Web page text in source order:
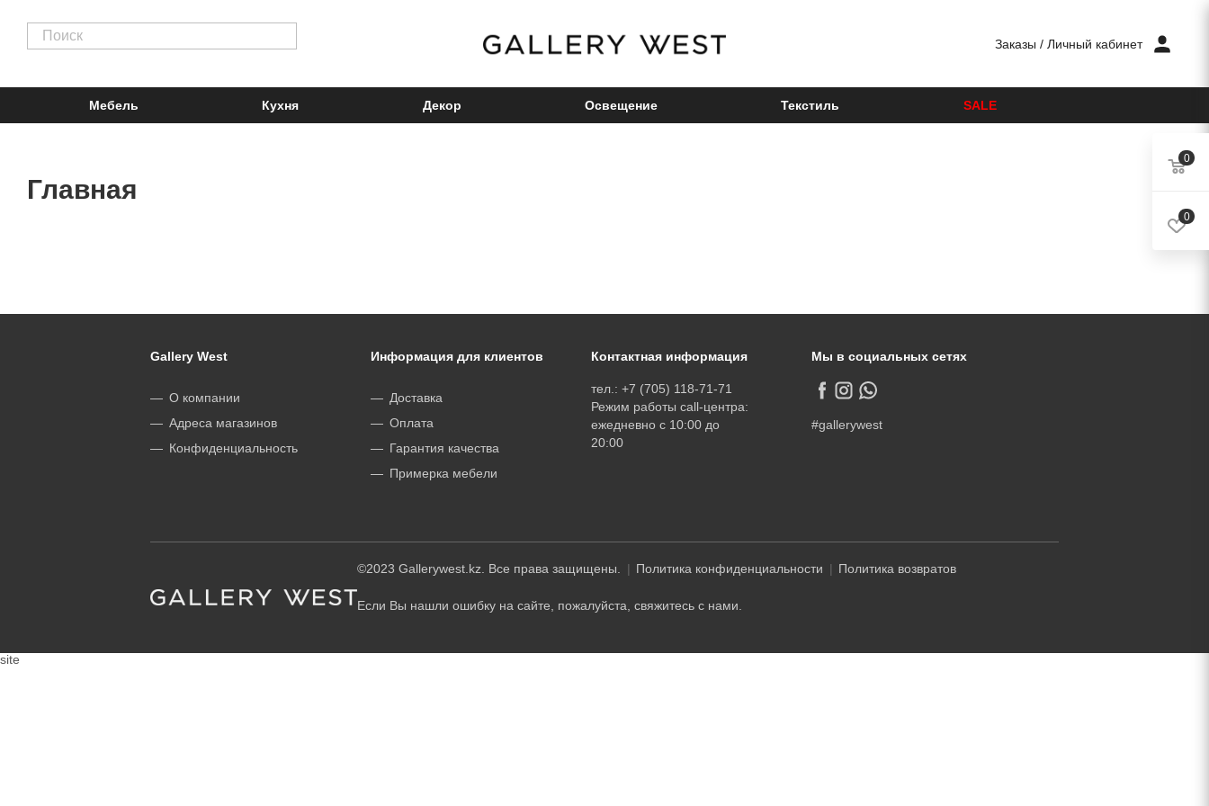
Заказы / Личный кабинет
Мебель Кухня Декор Освещение Текстиль SALE
Главная
Gallery West
О компании
Адреса магазинов
Конфиденциальность
Информация для клиентов
Доставка
Оплата
Гарантия качества
Примерка мебели
Контактная информация
тел.: +7 (705) 118-71-71
Режим работы call-центра:
ежедневно с 10:00 до
20:00
Мы в социальных сетях
#gallerywest
©2023 Gallerywest.kz. Все права защищены. Политика конфиденциальности Политика возвратов
Если Вы нашли ошибку на сайте, пожалуйста, свяжитесь с нами.
0
0
site